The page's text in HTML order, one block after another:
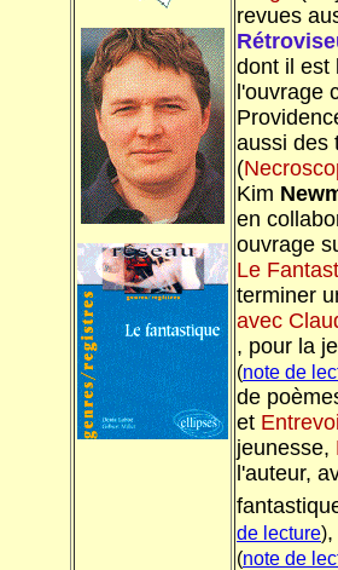
revues
dont il est
l'ouvrage
aussi des
(
Kim
en
ouvrage
Le
terminer
avec
, pour la
(note de
de
et
jeunesse,
l'auteur,
de lecture)
(note de